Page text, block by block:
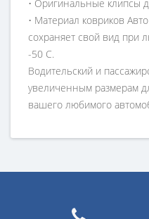
• Оригинальные клипсы
• Материал ковриков
сохраняет свой вид при
-50 С.
Водительский и
увеличенным размерам
вашего любимого